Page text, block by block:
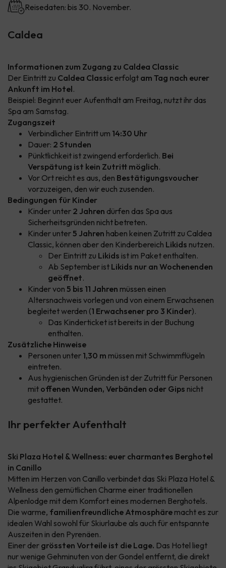
Reisedaten: bis 30. November.
Caldea
Informationen zum Zugang zu Caldea Classic
Der Eintritt zu Caldea Classic erfolgt am Tag nach eurer
Ankunft im Hotel.
Beispiel: Beginnt euer Aufenthalt am Freitag, nutzt ihr das
Spa am Samstag.
Zugangszeit
Verbindlicher Eintritt um 14:30 Uhr
Dauer: 2 Stunden
Pünktlichkeit ist zwingend erforderlich. Bei
Verspätung ist kein Zutritt möglich.
Vor Ort reicht es aus, den Bestätigungsvoucher
vorzuzeigen, den wir euch zusenden.
Bedingungen für Kinder
Kinder unter 2 Jahren dürfen das Spa aus
Sicherheitsgründen nicht betreten.
Kinder unter5 Jahren haben keinen Zutritt zu Caldea
Classic, können aber den Kinderbereich Likids nutzen.
Der Eintritt zu Likids ist im Paket enthalten.
Ab September ist Likids nur an Wochenenden
geöffnet.
Kinder von 5 bis 11 Jahren müssen einen
Altersnachweis vorlegen und von einem Erwachsenen
begleitet werden (1 Erwachsener pro 3 Kinder).
Das Kinderticket ist bereits in der Buchung
enthalten.
Zusätzliche Hinweise
Personen unter 1,30 m müssen mit Schwimmflügeln
eintreten.
Aus hygienischen Gründen ist der Zutritt für Personen
mit offenen Wunden, Verbänden oder Gips nicht
gestattet.
Ihr perfekter Aufenthalt
Ski Plaza Hotel & Wellness: euer charmantes Berghotel
in Canillo
Mitten im Herzen von Canillo verbindet das Ski Plaza Hotel &
Wellness den gemütlichen Charme einer traditionellen
Alpenlodge mit dem Komfort eines modernen Berghotels.
Die warme, familienfreundliche Atmosphäre macht es zur
idealen Wahl sowohl für Skiurlaube als auch für entspannte
Auszeiten in den Pyrenäen.
Einer der grössten Vorteile ist die Lage. Das Hotel liegt
nur wenige Gehminuten von der Gondel entfernt, die direkt